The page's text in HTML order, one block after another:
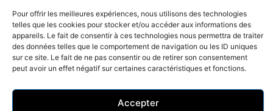
Pour offrir les meilleures expériences, nous utilisons des technologies
telles que les cookies pour stocker et/ou accéder aux informations des
appareils. Le fait de consentir à ces technologies nous permettra de traiter
des données telles que le comportement de navigation ou les ID uniques
sur ce site. Le fait de ne pas consentir ou de retirer son consentement
peut avoir un effet négatif sur certaines caractéristiques et fonctions.
Accepter